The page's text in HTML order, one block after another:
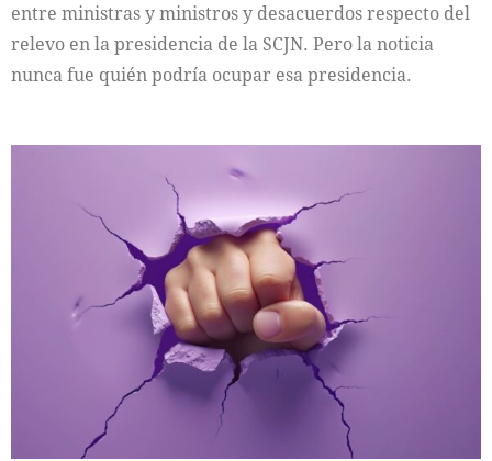
entre ministras y ministros y desacuerdos respecto del
relevo en la presidencia de la SCJN. Pero la noticia
nunca fue quién podría ocupar esa presidencia.